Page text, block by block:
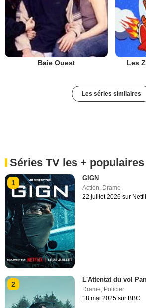
Baie Ouest Les
Les séries similaires
Séries TV les + populaires
1
GIGN
Action, Drame
22 juillet 2026 sur
2
L'Attentat du vol
Drame, Policier
18 mai 2025 sur BBC